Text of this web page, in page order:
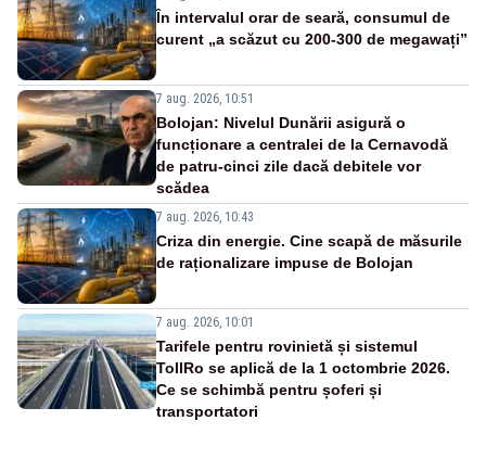
În intervalul orar de seară, consumul de
curent „a scăzut cu 200-300 de megawați”
7 aug. 2026, 10:51
Bolojan: Nivelul Dunării asigură o
funcționare a centralei de la Cernavodă
de patru-cinci zile dacă debitele vor
scădea
7 aug. 2026, 10:43
Criza din energie. Cine scapă de măsurile
de raționalizare impuse de Bolojan
7 aug. 2026, 10:01
Tarifele pentru rovinietă și sistemul
TollRo se aplică de la 1 octombrie 2026.
Ce se schimbă pentru șoferi și
transportatori